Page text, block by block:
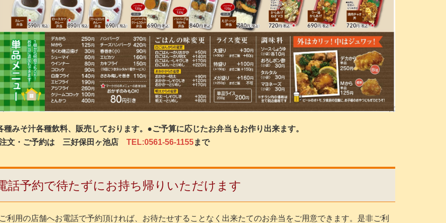
種みそ汁各種飲料、販売しております。●ご予算に応じたお弁当もお作り出来ます。
文・ご予約は 三好保田ヶ池店 TEL:0561-56-1155まで
話予約で待たずにお持ち帰りいただけます
利用の店舗へお電話で予約頂ければ、お待たせすることなく出来たてのお弁当をご用意できます。是非ご利